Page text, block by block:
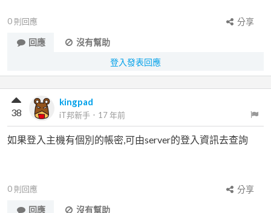
0 則回應
分享
回應
沒有幫助
登入發表回應
kingpad
iT邦新手 ． 17 年前
38
如果登入主機有個別的帳密,可由server的登入資訊去查詢
0 則回應
分享
回應
沒有幫助